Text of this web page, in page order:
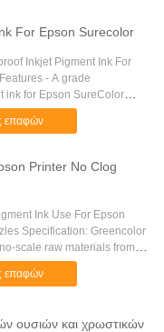
For Epson Surecolor
Inkjet Pigment Ink For
- A grade
ink for Epson SureColor
- Vivid Color, good
...
επαφών
Printer No Clog
Ink Use For Epson
Specification: Greencolor
scale raw materials from
to ensure characteristics
επαφών
ουσιών και χρωστικών